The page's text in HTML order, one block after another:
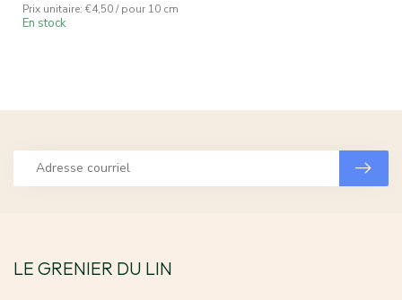
Prix unitaire: €4,50 / pour 10 cm
En stock
LE GRENIER DU LIN